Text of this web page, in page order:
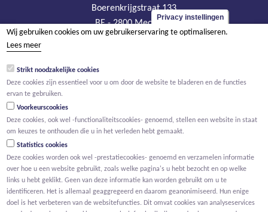
Boerenkrijgstraat 133
BE - 2800 Mechelen
tel +32 15 569 965
BTW BE 0466.256.432
Privacy instellingen
Wij gebruiken cookies om uw gebruikerservaring te optimaliseren.
Lees meer
Strikt noodzakelijke cookies
Deze cookies zijn essentieel voor u om door de website te bladeren en de functies
ervan te gebruiken.
Voorkeurscookies
Deze cookies, ook wel -functionaliteitscookies- genoemd, stellen een website in staat
om keuzes te onthouden die u in het verleden hebt gemaakt.
Statistics cookies
Deze cookies worden ook wel -prestatiecookies- genoemd en verzamelen informatie
over hoe u een website gebruikt, zoals welke pagina's u hebt bezocht en op welke
links u hebt geklikt. Geen van deze informatie kan worden gebruikt om u te
identificeren. Het is allemaal geaggregeerd en daarom geanonimiseerd. Hun enige
doel is het verbeteren van de websitefuncties. Dit omvat cookies van analyseservices